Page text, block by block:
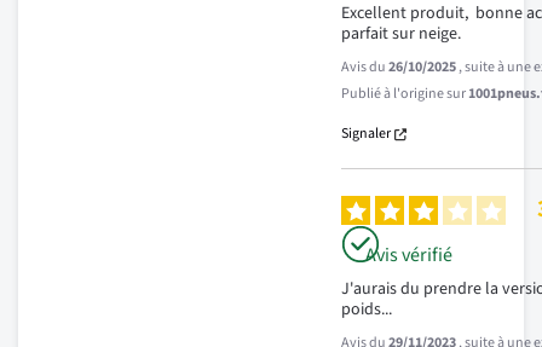
Excellent produit,  bonne
parfait sur neige.
Avis du26/10/2025, suite à une
Publié à l'origine sur
Signaler
Avis vérifié
J'aurais du prendre la
poids...
Avis du29/11/2023, suite à une